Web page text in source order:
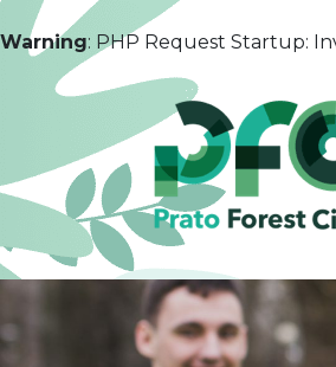
Warning: PHP Request Startup: